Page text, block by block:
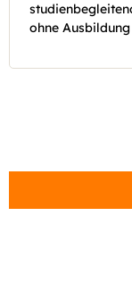
ohne Ausbildung